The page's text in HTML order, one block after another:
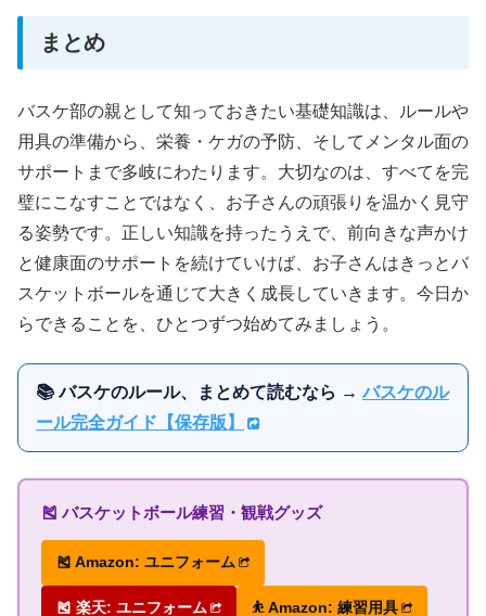
まとめ
バスケ部の親として知っておきたい基礎知識は、ルールや
用具の準備から、栄養・ケガの予防、そしてメンタル面の
サポートまで多岐にわたります。大切なのは、すべてを完
璧にこなすことではなく、お子さんの頑張りを温かく見守
る姿勢です。正しい知識を持ったうえで、前向きな声かけ
と健康面のサポートを続けていけば、お子さんはきっとバ
スケットボールを通じて大きく成長していきます。今日か
らできることを、ひとつずつ始めてみましょう。
📚 バスケのルール、まとめて読むなら →バスケのル
ール完全ガイド【保存版】
🎽 バスケットボール練習・観戦グッズ
🎽 Amazon: ユニフォーム
🎽 楽天: ユニフォーム ⛹ Amazon: 練習用具